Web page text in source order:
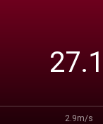
27.1
2.9m/s